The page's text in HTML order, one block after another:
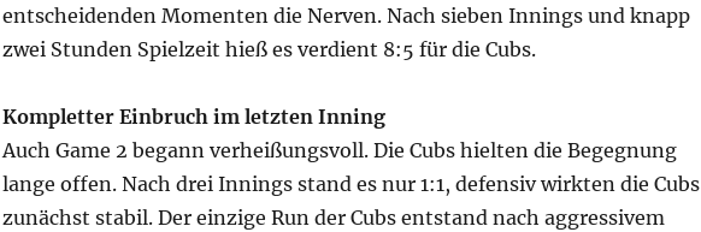
entscheidenden Momenten die Nerven. Nach sieben Innings und knapp
zwei Stunden Spielzeit hieß es verdient 8:5 für die Cubs.
Kompletter Einbruch im letzten Inning
Auch Game 2 begann verheißungsvoll. Die Cubs hielten die Begegnung
lange offen. Nach drei Innings stand es nur 1:1, defensiv wirkten die Cubs
zunächst stabil. Der einzige Run der Cubs entstand nach aggressivem